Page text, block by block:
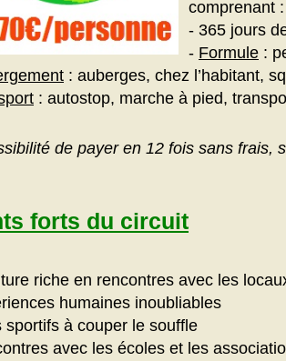
comprenant :
- 365 jours
- Formule :
: auberges, chez l’habitant,
: autostop, marche à pied,
de payer en 12 fois sans frais,
forts du circuit
riche en rencontres avec les
humaines inoubliables
sportifs à couper le souffle
avec les écoles et les